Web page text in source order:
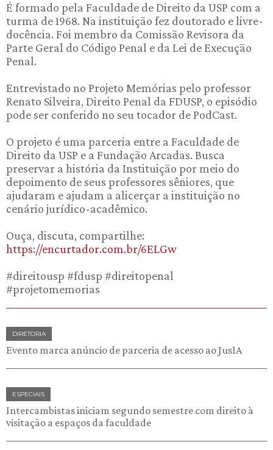
É formado pela Faculdade de Direito da USP com a
turma de 1968. Na instituição fez doutorado e livre-
docência. Foi membro da Comissão Revisora da
Parte Geral do Código Penal e da Lei de Execução
Penal.
Entrevistado no Projeto Memórias pelo professor
Renato Silveira, Direito Penal da FDUSP, o episódio
pode ser conferido no seu tocador de PodCast.
O projeto é uma parceria entre a Faculdade de
Direito da USP e a Fundação Arcadas. Busca
preservar a história da Instituição por meio do
depoimento de seus professores sêniores, que
ajudaram e ajudam a alicerçar a instituição no
cenário jurídico-acadêmico.
Ouça, discuta, compartilhe:
https://encurtador.com.br/6ELGw
#direitousp #fdusp #direitopenal
#projetomemorias
DIRETORIA
Evento marca anúncio de parceria de acesso ao JusIA
ESPECIAIS
Intercambistas iniciam segundo semestre com direito à
visitação a espaços da faculdade